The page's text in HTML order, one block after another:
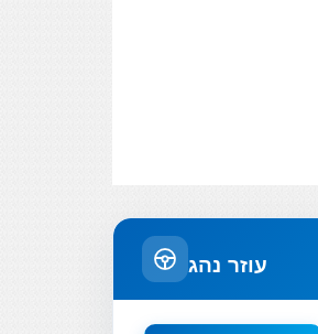
עוזר נהג